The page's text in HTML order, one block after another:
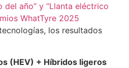
año” y “Llanta eléctrico
WhatTyre 2025
los resultados
(HEV) + Híbridos ligeros